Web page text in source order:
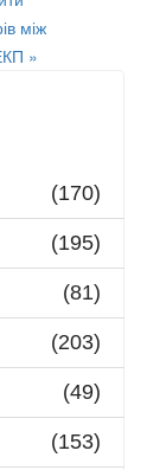
між
»
(170)
(195)
(81)
(203)
(49)
(153)